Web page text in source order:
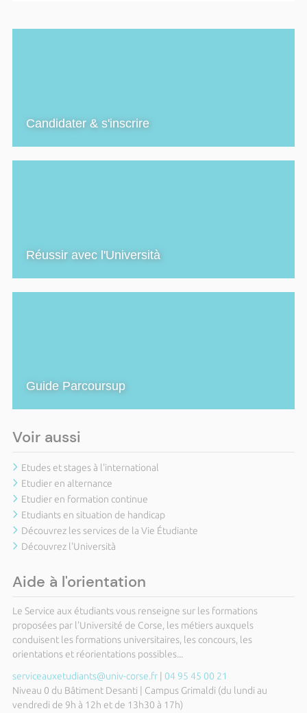
Candidater & s'inscrire
Réussir avec l'Università
Guide Parcoursup
Voir aussi
Etudes et stages à l'international
Etudier en alternance
Etudier en formation continue
Etudiants en situation de handicap
Découvrez les services de la Vie Étudiante
Découvrez l'Università
Aide à l'orientation
Le Service aux étudiants vous renseigne sur les formations
proposées par l'Université de Corse, les métiers auxquels
conduisent les formations universitaires, les concours, les
orientations et réorientations possibles...
serviceauxetudiants@univ-corse.fr| 04 95 45 00 21
Niveau 0 du Bâtiment Desanti | Campus Grimaldi (du lundi au
vendredi de 9h à 12h et de 13h30 à 17h)